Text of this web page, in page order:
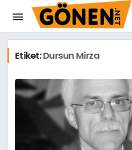
Etiket:Dursun Mirza